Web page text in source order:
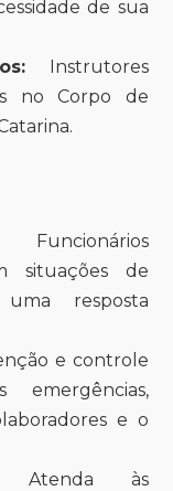
de sua
Instrutores
no Corpo de
situações de
uma resposta
e controle
e o
Atenda às